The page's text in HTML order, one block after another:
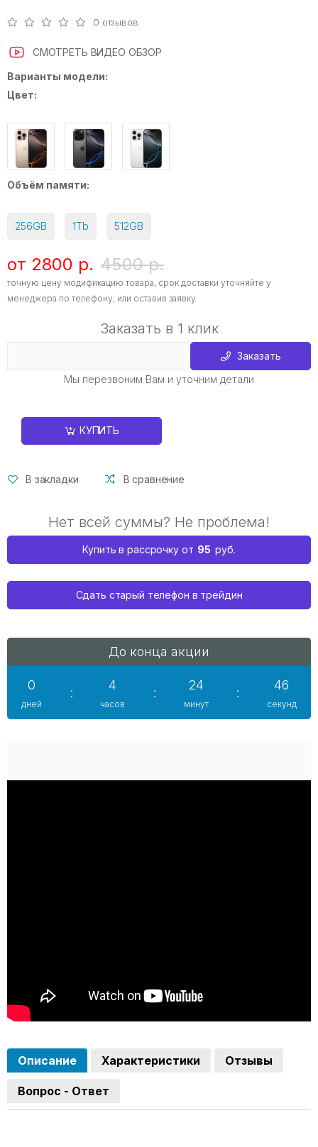
0 отзывов
СМОТРЕТЬ ВИДЕО ОБЗОР
Варианты модели:
Цвет:
Объём памяти:
256GB 1Tb 512GB
от 2800 р. 4500 р.
точную цену модификацию товара, срок доставки уточняйте у
менеджера по телефону, или оставив заявку
Заказать в 1 клик
Заказать
Мы перезвоним Вам и уточним детали
КУПИТЬ
В закладки В сравнение
Нет всей суммы? Не проблема!
Купить в рассрочку от 95 руб.
Сдать старый телефон в трейдин
До конца акции
0
дней
:
4
часов
:
24
минут
:
45
секунд
Описание Характеристики Отзывы
Вопрос - Ответ